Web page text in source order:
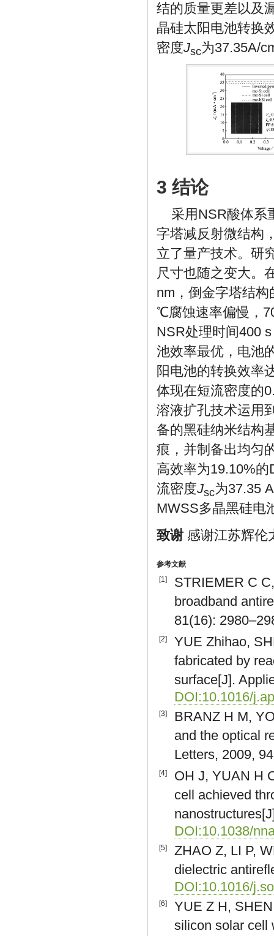
结的质量更差以及
晶硅太阳电池转换
密度Jsc为37.35A/
3 结论
采用NSR酸体系
字塔减反射微结构
立了量产技术。研
尺寸也随之变大。
nm，倒金字塔结
℃腐蚀速率偏慢，
NSR处理时间400
池效率最优，电池
阳电池的转换效率
体现在短流密度的
溶液扩孔技术运用
备的黑硅纳米结构
痕，并制备出均匀
高效率为19.10%
流密度Jsc为37.35
MWSS多晶黑硅电
致谢 感谢江苏辉伦
参考文献
[1]
STRIEMER C
broadband
81(16):
[2]
YUE Zhihao,
fabricated by
surface[J].
DOI:10.1016/
[3]
BRANZ H M,
and the optical
Letters, 2009,
[4]
OH J, YUAN H
cell achieved
DOI:10.1038/
[5]
ZHAO Z, LI P,
dielectric
DOI:10.1016/
[6]
YUE Z H,
silicon solar cell